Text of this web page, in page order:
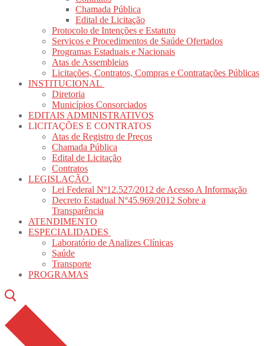
Chamada Pública
Edital de Licitação
Protocolo de Intenções e Estatuto
Serviços e Procedimentos de Saúde Ofertados
Programas Estaduais e Nacionais
Atas de Assembleias
Licitações, Contratos, Compras e Contratações Públicas
INSTITUCIONAL
Diretoria
Municípios Consorciados
EDITAIS ADMINISTRATIVOS
LICITAÇÕES E CONTRATOS
Atas de Registro de Preços
Chamada Pública
Edital de Licitação
Contratos
LEGISLAÇÃO
Lei Federal Nº12.527/2012 de Acesso A Informação
Decreto Estadual Nº45.969/2012 Sobre a
Transparência
ATENDIMENTO
ESPECIALIDADES
Laboratório de Analizes Clínicas
Saúde
Transporte
PROGRAMAS